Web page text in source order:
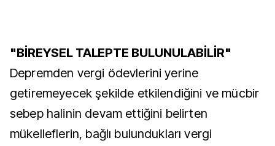
"BİREYSEL TALEPTE BULUNULABİLİR"
Depremden vergi ödevlerini yerine
getiremeyecek şekilde etkilendiğini ve mücbir
sebep halinin devam ettiğini belirten
mükelleflerin, bağlı bulundukları vergi